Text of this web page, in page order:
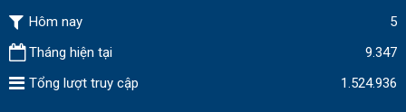
Hôm nay
5
Tháng hiện tại
9.347
Tổng lượt truy cập
1.524.936